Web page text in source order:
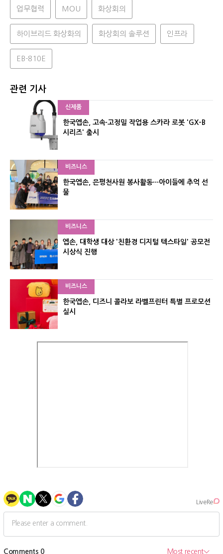
업무협력 MOU 화상회의
하이브리드 화상화의 화상회의 솔루션 인프라
EB-810E
관련 기사
신제품
한국엡손, 고속·고정밀 작업용 스카라 로봇 'GX-B
시리즈' 출시
비즈니스
한국엡손, 은평천사원 봉사활동···아이들에 추억 선
물
비즈니스
엡손, 대학생 대상 '친환경 디지털 텍스타일' 공모전
시상식 진행
비즈니스
한국엡손, 디즈니 콜라보 라벨프린터 특별 프로모션
실시